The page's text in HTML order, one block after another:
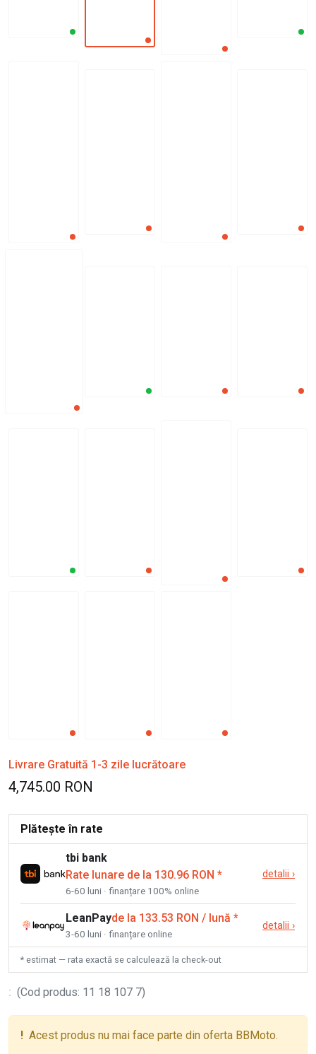
Livrare Gratuită 1-3 zile lucrătoare
4,745.00 RON
Plătește în rate
tbi bank
Rate lunare de la 130.96 RON *
6-60 luni · finanțare 100% online
detalii ›
LeanPayde la 133.53 RON / lună *
3-60 luni · finanțare online
detalii ›
* estimat — rata exactă se calculează la check-out
: (Cod produs: 11 18 107 7)
! Acest produs nu mai face parte din oferta BBMoto.